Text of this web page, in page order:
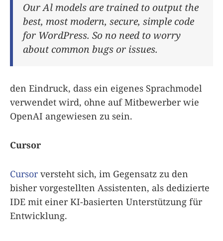
Our Al models are trained to output the
best, most modern, secure, simple code
for WordPress. So no need to worry
about common bugs or issues.
den Eindruck, dass ein eigenes Sprachmodel
verwendet wird, ohne auf Mitbewerber wie
OpenAI angewiesen zu sein.
Cursor
Cursorversteht sich, im Gegensatz zu den
bisher vorgestellten Assistenten, als dedizierte
IDE mit einer KI-basierten Unterstützung für
Entwicklung.